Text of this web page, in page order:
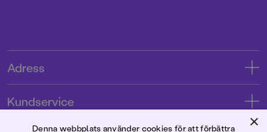
Adress
Kundservice
Kontakta oss ×
Denna webbplats använder cookies för att förbättra